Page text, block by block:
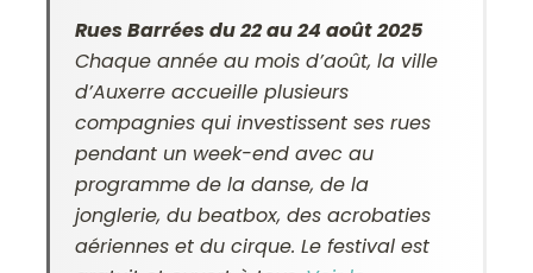
Rues Barrées du 22 au 24 août 2025
Chaque année au mois d’août, la ville
d’Auxerre accueille plusieurs
compagnies qui investissent ses rues
pendant un week-end avec au
programme de la danse, de la
jonglerie, du beatbox, des acrobaties
aériennes et du cirque. Le festival est